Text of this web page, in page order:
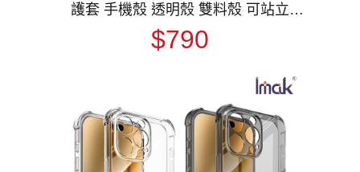
護套 手機殼 透明殼 雙料殼 可站立
MagSage
$790